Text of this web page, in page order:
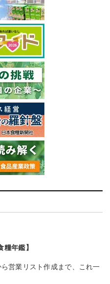
年鑑】
営業リスト作成まで、これ一